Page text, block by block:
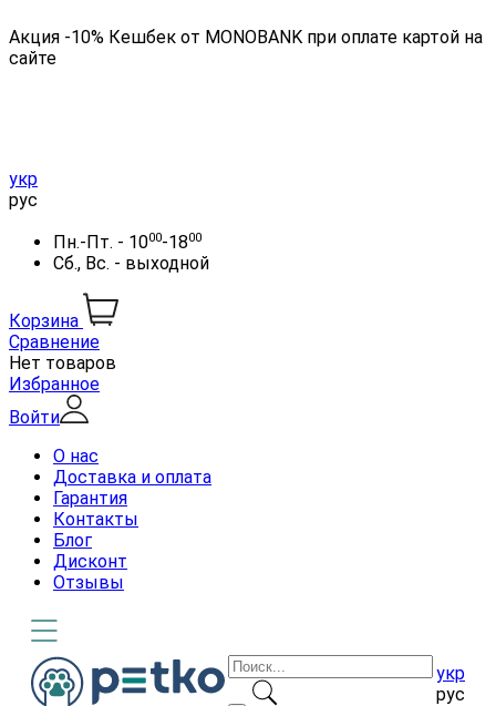
Акция -10% Кешбек от MONOBANK при оплате картой на
сайте
укр
рус
Пн.-Пт. - 1000-1800
Сб., Вс. - выходной
Корзина
Сравнение
Нет товаров
Избранное
Войти
О нас
Доставка и оплата
Гарантия
Контакты
Блог
Дисконт
Отзывы
укр
рус